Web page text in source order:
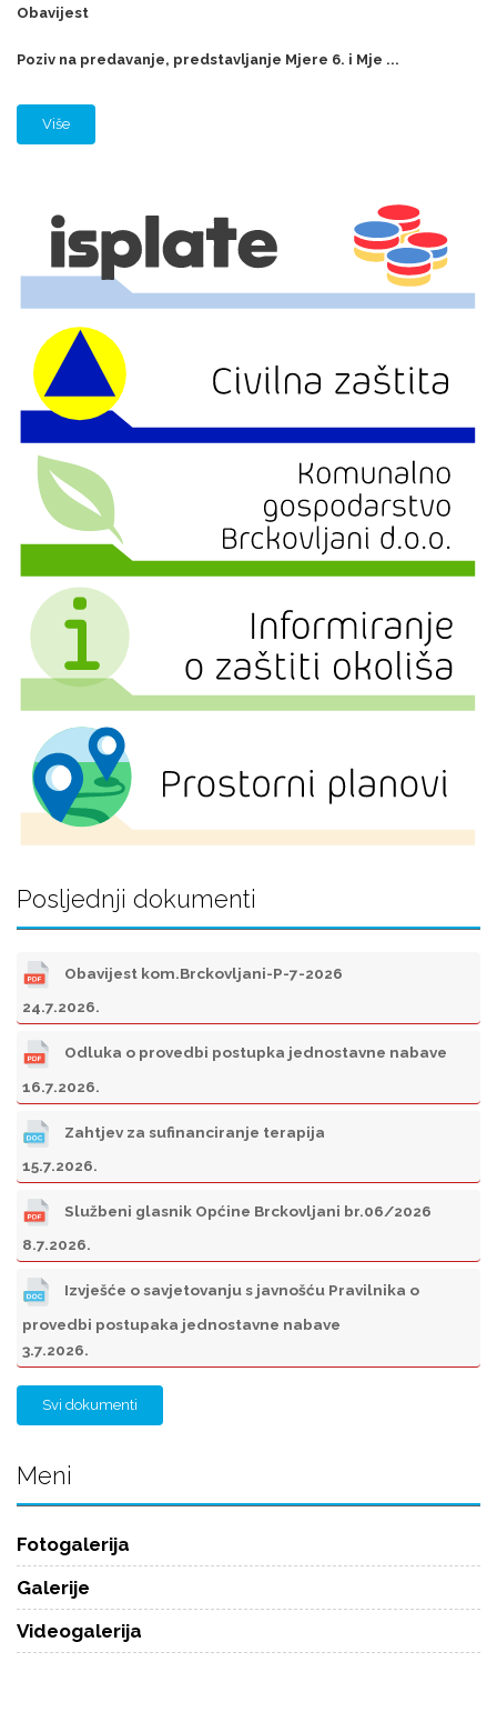
Obavijest
Poziv na predavanje, predstavljanje Mjere 6. i Mje ...
Više
Posljednji dokumenti
Obavijest kom.Brckovljani-P-7-2026
24.7.2026.
Odluka o provedbi postupka jednostavne nabave
16.7.2026.
Zahtjev za sufinanciranje terapija
15.7.2026.
Službeni glasnik Općine Brckovljani br.06/2026
8.7.2026.
Izvješće o savjetovanju s javnošću Pravilnika o
provedbi postupaka jednostavne nabave
3.7.2026.
Svi dokumenti
Meni
Fotogalerija
Galerije
Videogalerija